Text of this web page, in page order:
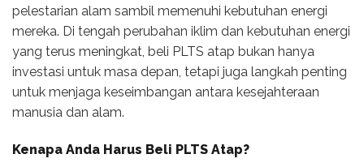
pelestarian alam sambil memenuhi kebutuhan energi
mereka. Di tengah perubahan iklim dan kebutuhan energi
yang terus meningkat, beli PLTS atap bukan hanya
investasi untuk masa depan, tetapi juga langkah penting
untuk menjaga keseimbangan antara kesejahteraan
manusia dan alam.
Kenapa Anda Harus Beli PLTS Atap?